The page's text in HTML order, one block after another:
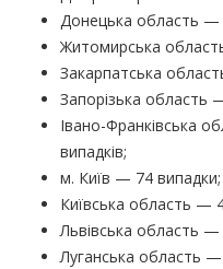
Донецька область —
Житомирська
Закарпатська
Запорізька область
Івано-Франківська
випадків;
м. Київ — 74 випадки;
Київська область —
Львівська область —
Луганська область